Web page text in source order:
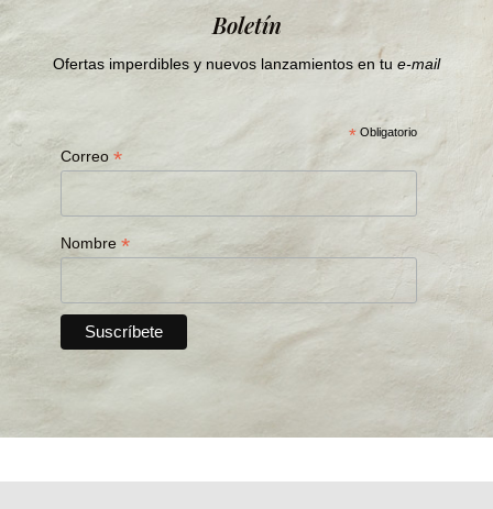
Boletín
Ofertas imperdibles y nuevos lanzamientos en tu e-mail
* Obligatorio
Correo*
Nombre*